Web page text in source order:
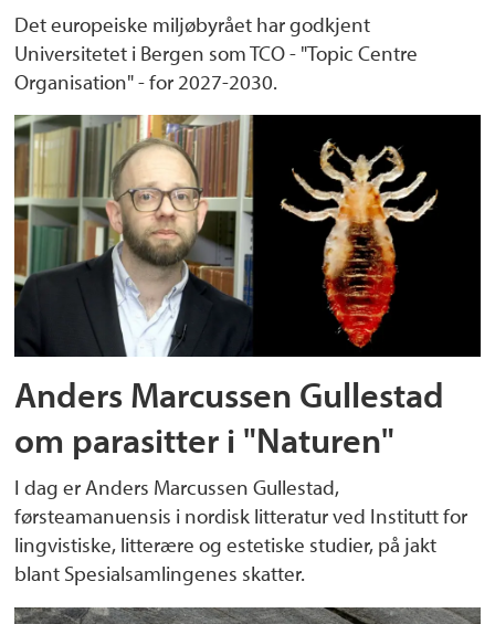
Det europeiske miljøbyrået har godkjent
Universitetet i Bergen som TCO - "Topic Centre
Organisation" - for 2027-2030.
Anders Marcussen Gullestad
om parasitter i "Naturen"
I dag er Anders Marcussen Gullestad,
førsteamanuensis i nordisk litteratur ved Institutt for
lingvistiske, litterære og estetiske studier, på jakt
blant Spesialsamlingenes skatter.